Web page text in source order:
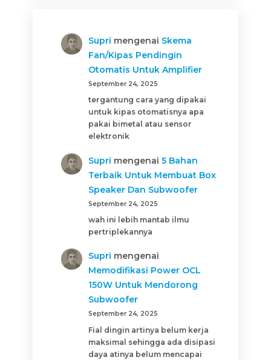
Supri mengenai Skema
Fan/Kipas Pendingin
Otomatis Untuk Amplifier
September 24, 2025
tergantung cara yang dipakai
untuk kipas otomatisnya apa
pakai bimetal atau sensor
elektronik
Supri mengenai5 Bahan
Terbaik Untuk Membuat Box
Speaker Dan Subwoofer
September 24, 2025
wah ini lebih mantab ilmu
pertriplekannya
Supri mengenai
Memodifikasi Power OCL
150W Untuk Mendorong
Subwoofer
September 24, 2025
Fial dingin artinya belum kerja
maksimal sehingga ada disipasi
daya atinya belum mencapai